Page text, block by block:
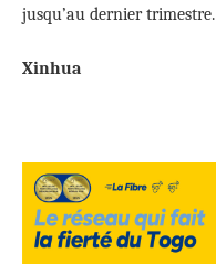
jusqu’au dernier trimestre.
Xinhua